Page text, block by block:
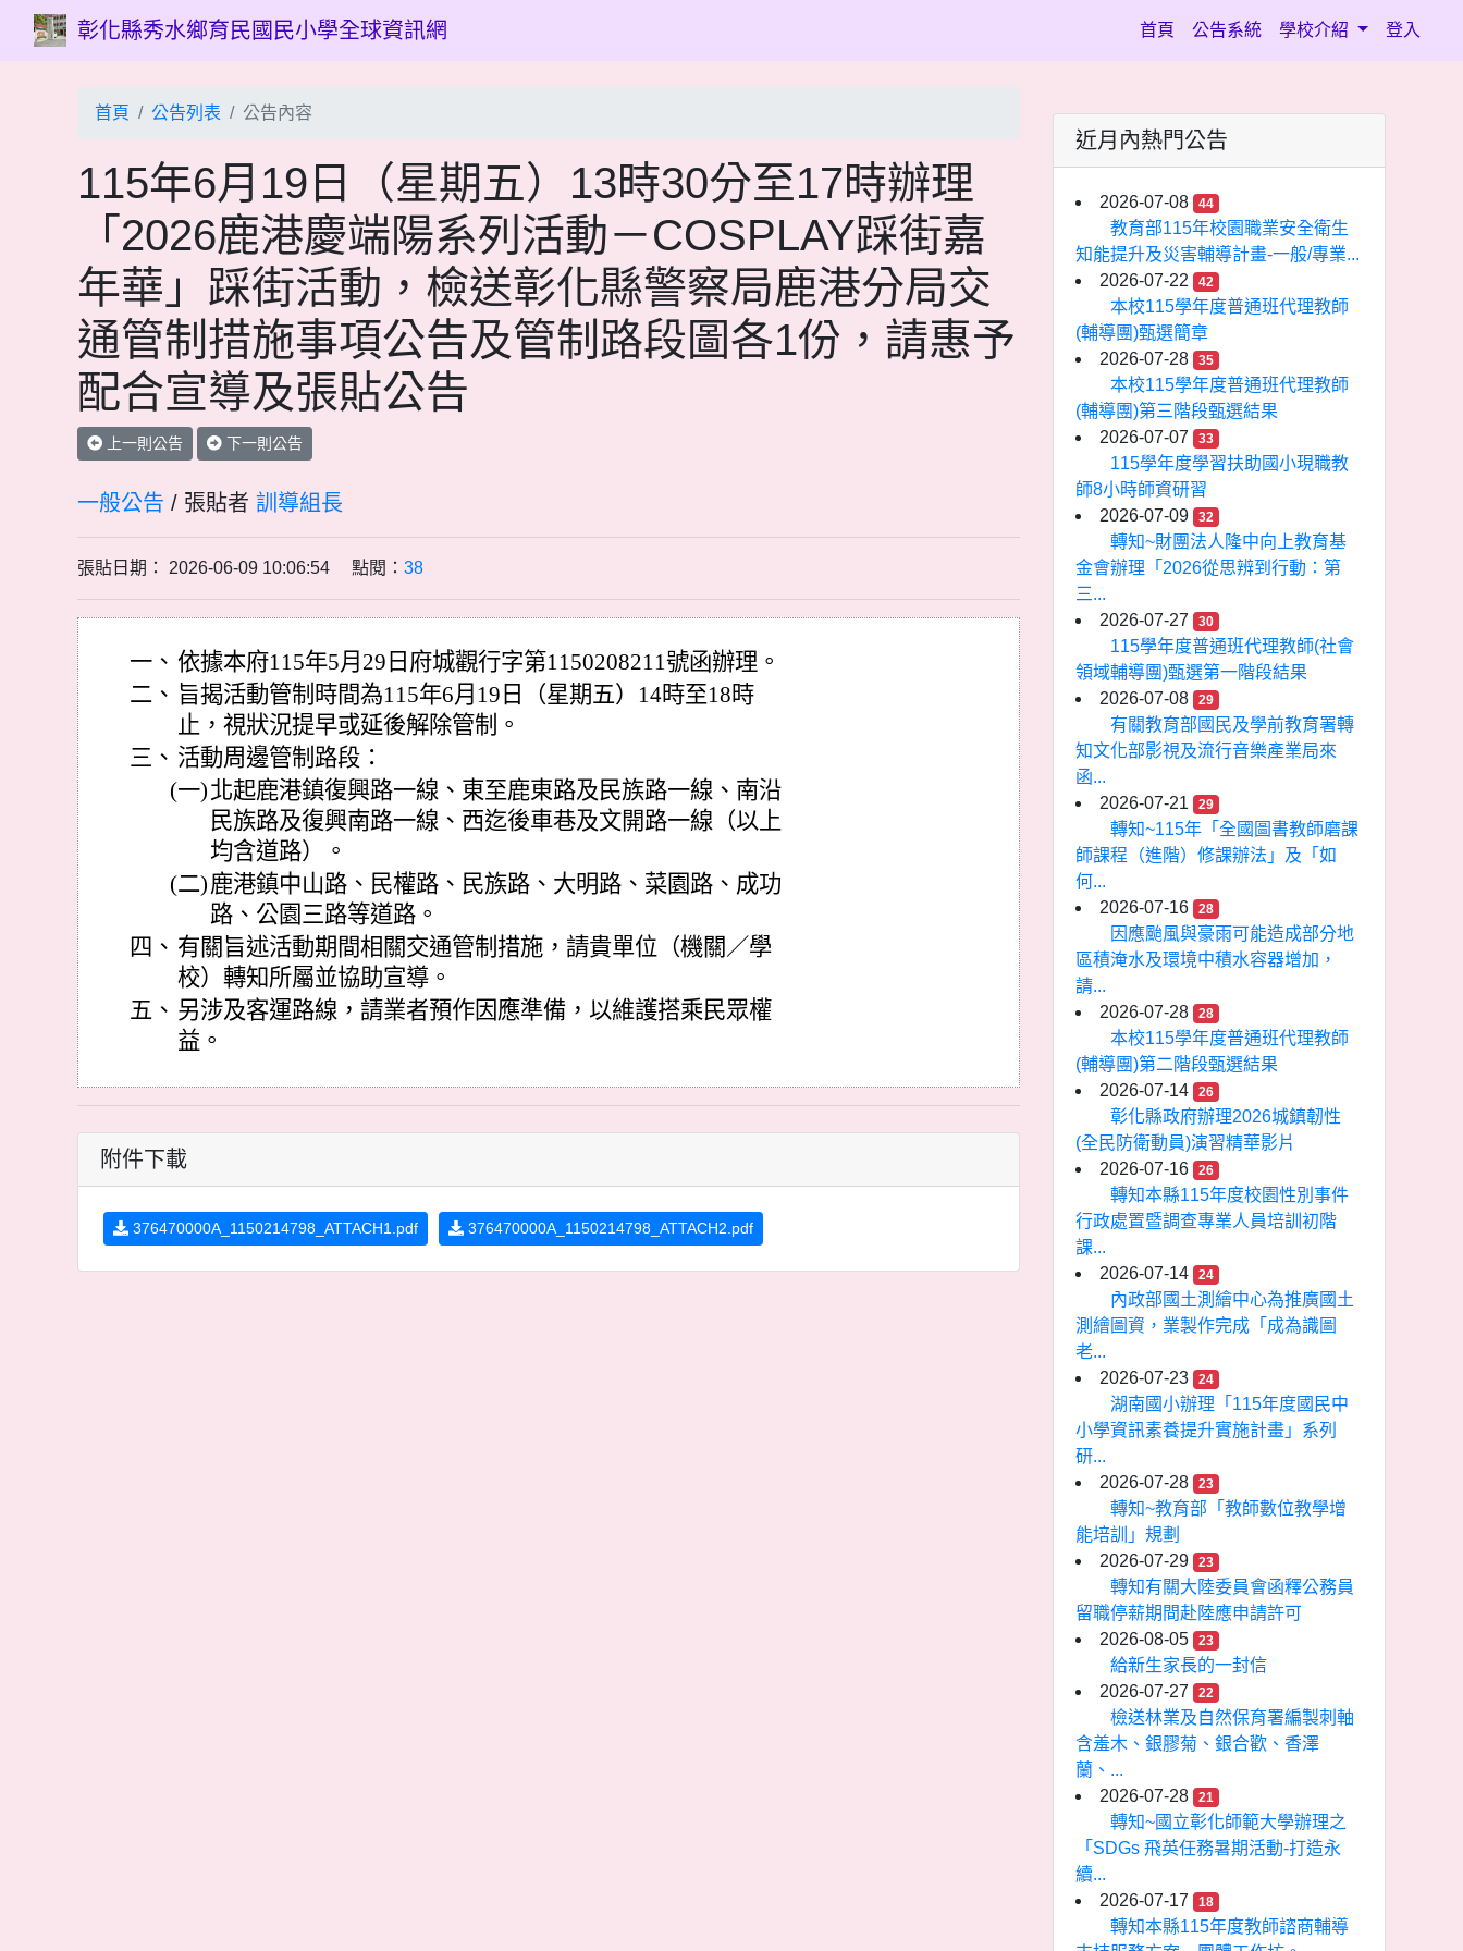
彰化縣秀水鄉育民國民小學全球資訊網 首頁 (current)
公告系統 學校介紹 登入
首頁 公告列表 公告內容
115年6月19日（星期五）13時30分至17時辦理
「2026鹿港慶端陽系列活動－COSPLAY踩街嘉
年華」踩街活動，檢送彰化縣警察局鹿港分局交
通管制措施事項公告及管制路段圖各1份，請惠予
配合宣導及張貼公告
上一則公告 下一則公告
一般公告 / 張貼者 訓導組長
張貼日期： 2026-06-09 10:06:54 點閱： 38
一、 依據本府115年5月29日府城觀行字第1150208211號函辦理。
二、 旨揭活動管制時間為115年6月19日（星期五）14時至18時
止，視狀況提早或延後解除管制。
三、 活動周邊管制路段：
(一)北起鹿港鎮復興路一線、東至鹿東路及民族路一線、南沿
民族路及復興南路一線、西迄後車巷及文開路一線（以上
均含道路）。
(二)鹿港鎮中山路、民權路、民族路、大明路、菜園路、成功
路、公園三路等道路。
四、 有關旨述活動期間相關交通管制措施，請貴單位（機關／學
校）轉知所屬並協助宣導。
五、 另涉及客運路線，請業者預作因應準備，以維護搭乘民眾權
益。
附件下載
376470000A_1150214798_ATTACH1.pdf 376470000A_1150214798_ATTACH2.pdf
近月內熱門公告
2026-07-08 44
教育部115年校園職業安全衛生
知能提升及災害輔導計畫-一般/專業...
2026-07-22
42
本校115學年度普通班代理教師
(輔導團)甄選簡章
2026-07-28
35
本校115學年度普通班代理教師
(輔導團)第三階段甄選結果
2026-07-07
33
115學年度學習扶助國小現職教
師8小時師資研習
2026-07-09
32
轉知~財團法人隆中向上教育基
金會辦理「2026從思辨到行動：第
三...
2026-07-27
30
115學年度普通班代理教師(社會
領域輔導團)甄選第一階段結果
2026-07-08
29
有關教育部國民及學前教育署轉
知文化部影視及流行音樂產業局來
函...
2026-07-21
29
轉知~115年「全國圖書教師磨課
師課程（進階）修課辦法」及「如
何...
2026-07-16
28
因應颱風與豪雨可能造成部分地
區積淹水及環境中積水容器增加，
請...
2026-07-28
28
本校115學年度普通班代理教師
(輔導團)第二階段甄選結果
2026-07-14
26
彰化縣政府辦理2026城鎮韌性
(全民防衛動員)演習精華影片
2026-07-16
26
轉知本縣115年度校園性別事件
行政處置暨調查專業人員培訓初階
課...
2026-07-14
24
內政部國土測繪中心為推廣國土
測繪圖資，業製作完成「成為識圖
老...
2026-07-23
24
湖南國小辦理「115年度國民中
小學資訊素養提升實施計畫」系列
研...
2026-07-28
23
轉知~教育部「教師數位教學增
能培訓」規劃
2026-07-29
23
轉知有關大陸委員會函釋公務員
留職停薪期間赴陸應申請許可
2026-08-05
23
給新生家長的一封信
2026-07-27
22
檢送林業及自然保育署編製刺軸
含羞木、銀膠菊、銀合歡、香澤
蘭、...
2026-07-28
21
轉知~國立彰化師範大學辦理之
「SDGs 飛英任務暑期活動-打造永
續...
2026-07-17
18
轉知本縣115年度教師諮商輔導